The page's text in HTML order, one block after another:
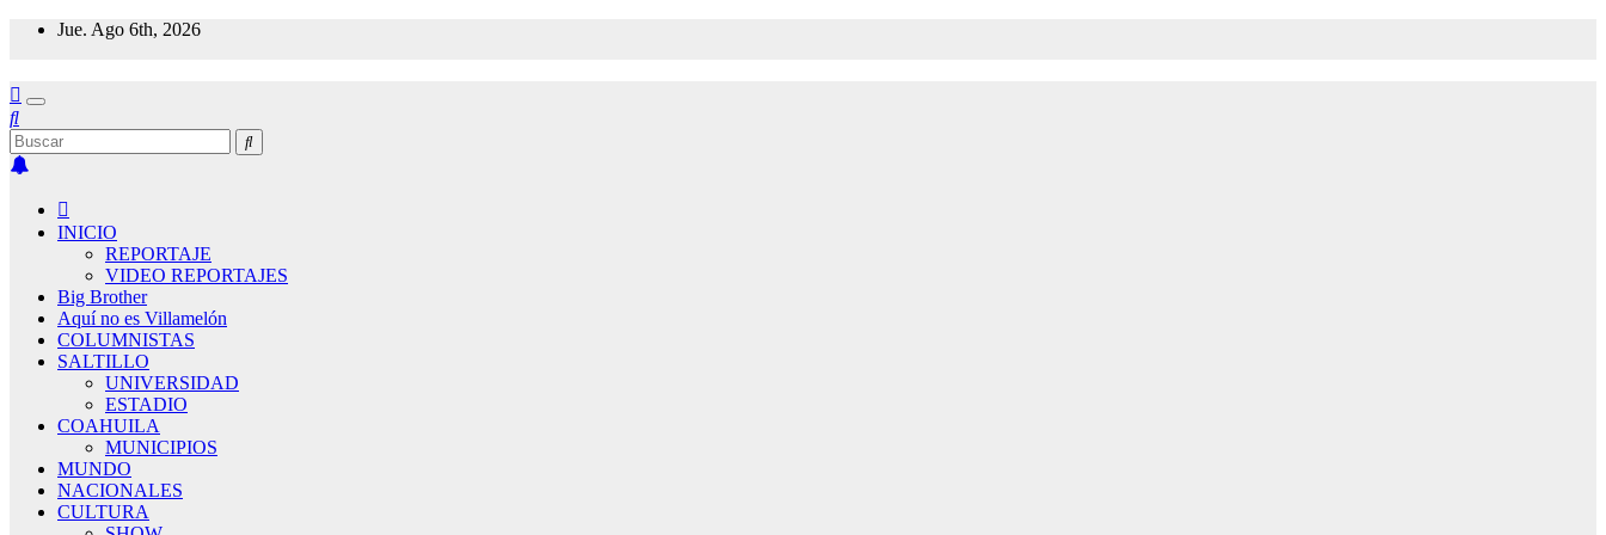
Saltar
Jue. Ago 6th, 2026
INICIO
REPORTAJE
VIDEO REPORTAJES
Big Brother
Aquí no es Villamelón
COLUMNISTAS
SALTILLO
UNIVERSIDAD
ESTADIO
COAHUILA
MUNICIPIOS
MUNDO
NACIONALES
CULTURA